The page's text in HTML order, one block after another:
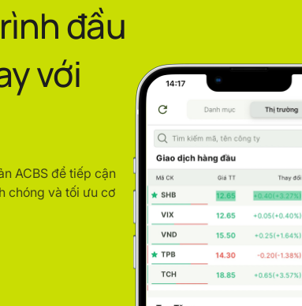
đầu
với
ACBS để tiếp cận
chóng và tối ưu cơ